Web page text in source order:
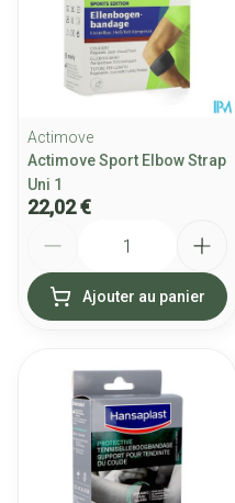
Actimove
Actimove Sport Elbow Strap
Uni 1
22,02 €
Ajouter au panier